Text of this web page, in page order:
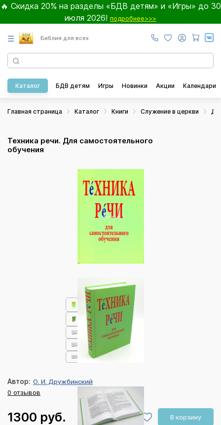
🔥 Скидка 20% на разделы «БДВ детям» и «Игры» до 30
июля 2026! подробнее>>>
☰ Библия для всех
Каталог БДВ детям Игры Новинки Акции Календари
Главная страница Каталог Книги Служение в церкви
Техника речи. Для самостоятельного
обучения
Автор: О. И. Дружбинский
0 отзывов
1300 руб. В корзину